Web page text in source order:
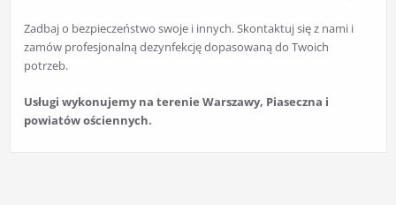
Zadbaj o bezpieczeństwo swoje i innych. Skontaktuj się z nami i
zamów profesjonalną dezynfekcję dopasowaną do Twoich
potrzeb.
Usługi wykonujemy na terenie Warszawy, Piaseczna i
powiatów ościennych.